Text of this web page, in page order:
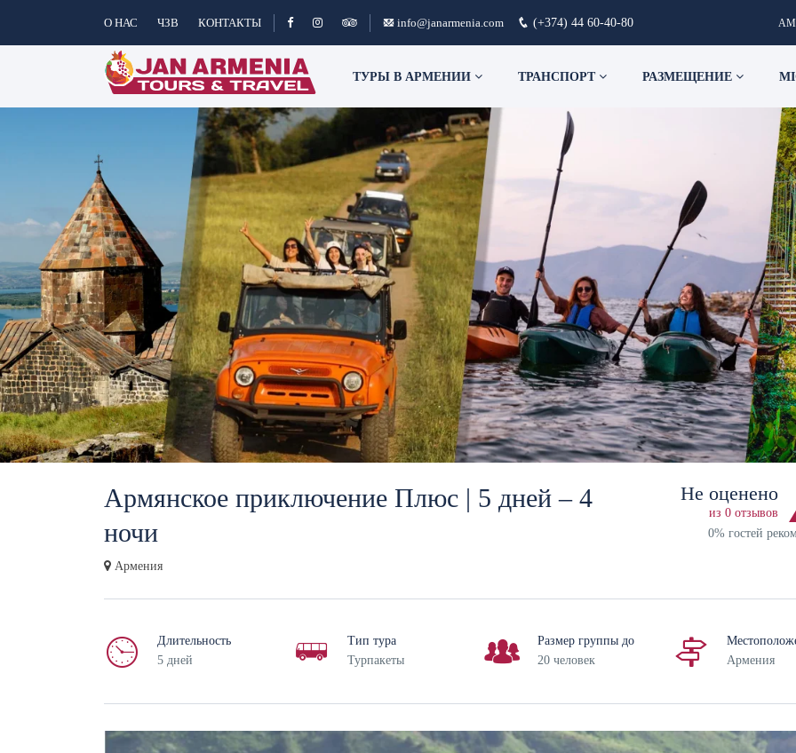
О НАС ЧЗВ КОНТАКТЫ info@janarmenia.com (+374) 44 60-40-80
ТУРЫ В АРМЕНИИ ТРАНСПОРТ РАЗМЕЩЕНИЕ
Армянское приключение Плюс | 5 дней – 4
ночи
Армения
Не оценено
из 0 отзывов
0% гостей
Длительность
5 дней
Тип тура
Турпакеты
Размер группы до
20 человек
Армения